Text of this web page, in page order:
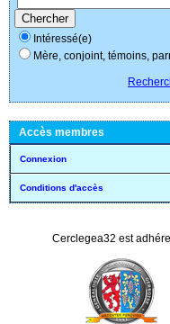
Intéressé(e)
Mère, conjoint, témoins,
Accès membres
Connexion
Conditions d'accès
Cerclegea32 est